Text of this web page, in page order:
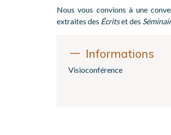
Nous vous convions à une
extraites des Écritset des
Informations
Visioconférence